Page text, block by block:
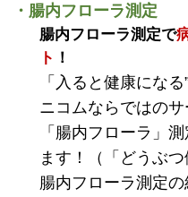
・腸内フローラ測定
腸内フローラ測定で
ト ！
「入ると健康にな
ニコムならではの
「腸内フローラ」
ます！（「どうぶ
腸内フローラ測定